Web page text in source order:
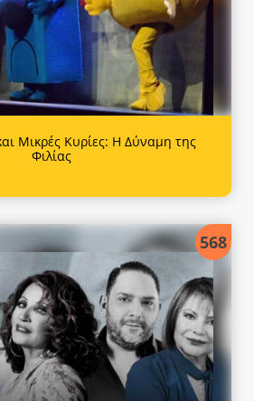
Μικρές Κυρίες: Η Δύναμη της
Φιλίας
568